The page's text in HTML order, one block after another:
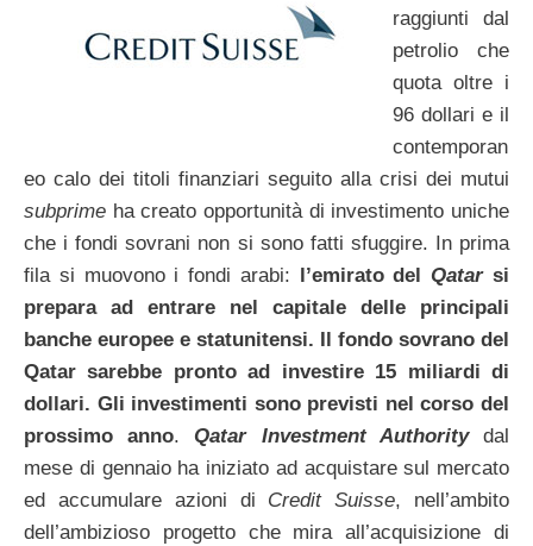
raggiunti dal
petrolio che
quota oltre i
96 dollari e il
contemporan
eo calo dei titoli finanziari seguito alla crisi dei mutui
subprime ha creato opportunità di investimento uniche
che i fondi sovrani non si sono fatti sfuggire. In prima
fila si muovono i fondi arabi: l’emirato del Qatarsi
prepara ad entrare nel capitale delle principali
banche europee e statunitensi. Il fondo sovrano del
Qatar sarebbe pronto ad investire 15 miliardi di
dollari. Gli investimenti sono previsti nel corso del
prossimo anno. Qatar Investment Authoritydal
mese di gennaio ha iniziato ad acquistare sul mercato
ed accumulare azioni di Credit Suisse, nell’ambito
dell’ambizioso progetto che mira all’acquisizione di